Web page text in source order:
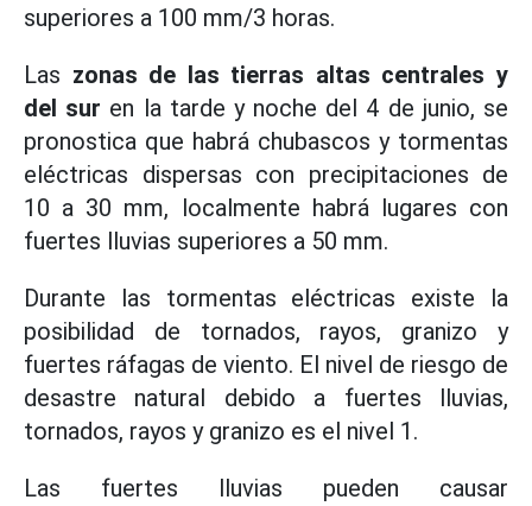
superiores a 100 mm/3 horas.
Las zonas de las tierras altas centrales y
del sur en la tarde y noche del 4 de junio, se
pronostica que habrá chubascos y tormentas
eléctricas dispersas con precipitaciones de
10 a 30 mm, localmente habrá lugares con
fuertes lluvias superiores a 50 mm.
Durante las tormentas eléctricas existe la
posibilidad de tornados, rayos, granizo y
fuertes ráfagas de viento. El nivel de riesgo de
desastre natural debido a fuertes lluvias,
tornados, rayos y granizo es el nivel 1.
Las fuertes lluvias pueden causar